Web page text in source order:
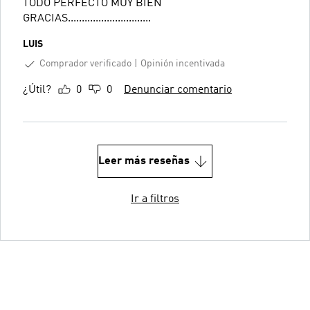
TODO PERFECTO MUY BIEN
GRACIAS..............................
LUIS
Comprador verificado
Opinión incentivada
¿Útil? 0 0 Denunciar comentario
Leer más reseñas
Ir a filtros